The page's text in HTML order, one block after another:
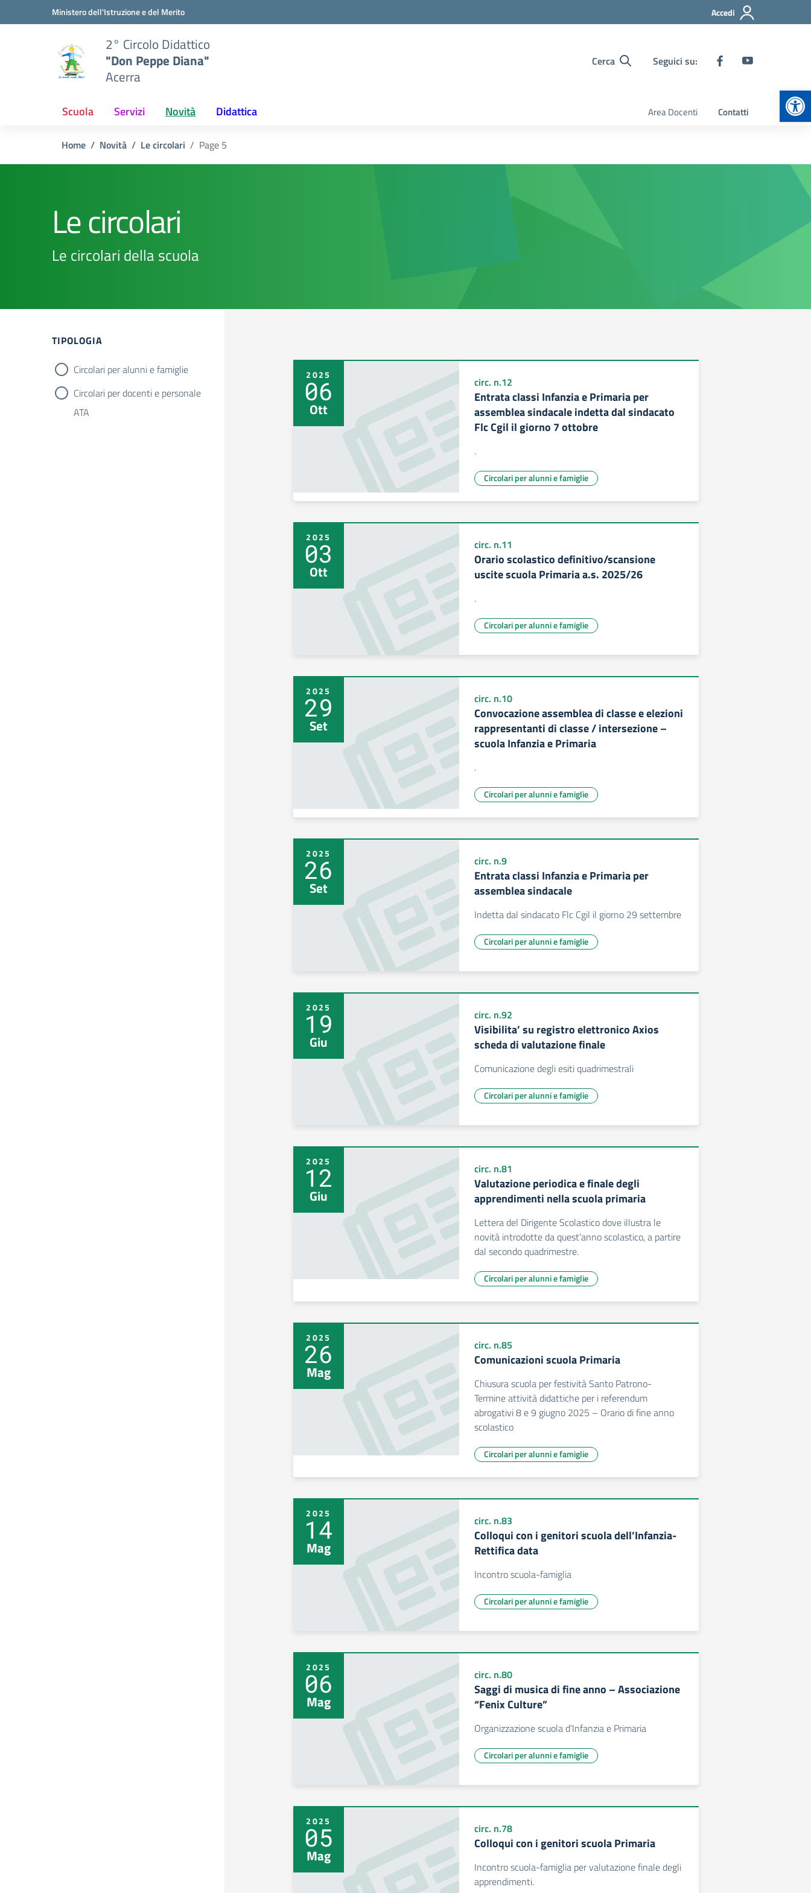
Vai ai contenuti
Vai al menu di navigazioneMinistero dell'Istruzione e del Merito Accedi
2° Circolo Didattico
"Don Peppe Diana"
Acerra
Cerca Seguici su:
Scuola Servizi Novità Didattica Area Docenti Contatti
Home Novità Le circolari Page 5
Le circolari
Le circolari della scuola
Filtri
TIPOLOGIA
Circolari per alunni e famiglie
Circolari per docenti e personale
ATA
2025
06
Ott
circ. n.12
Entrata classi Infanzia e Primaria per
assemblea sindacale indetta dal sindacato
Flc Cgil il giorno 7 ottobre
.
Circolari per alunni e famiglie
2025
03
Ott
circ. n.11
Orario scolastico definitivo/scansione
uscite scuola Primaria a.s. 2025/26
.
Circolari per alunni e famiglie
2025
29
Set
circ. n.10
Convocazione assemblea di classe e elezioni
rappresentanti di classe / intersezione –
scuola Infanzia e Primaria
.
Circolari per alunni e famiglie
2025
26
Set
circ. n.9
Entrata classi Infanzia e Primaria per
assemblea sindacale
Indetta dal sindacato Flc Cgil il giorno 29 settembre
Circolari per alunni e famiglie
2025
19
Giu
circ. n.92
Visibilita’ su registro elettronico Axios
scheda di valutazione finale
Comunicazione degli esiti quadrimestrali
Circolari per alunni e famiglie
2025
12
Giu
circ. n.81
Valutazione periodica e finale degli
apprendimenti nella scuola primaria
Lettera del Dirigente Scolastico dove illustra le
novità introdotte da quest’anno scolastico, a partire
dal secondo quadrimestre.
Circolari per alunni e famiglie
2025
26
Mag
circ. n.85
Comunicazioni scuola Primaria
Chiusura scuola per festività Santo Patrono-
Termine attività didattiche per i referendum
abrogativi 8 e 9 giugno 2025 – Orario di fine anno
scolastico
Circolari per alunni e famiglie
2025
14
Mag
circ. n.83
Colloqui con i genitori scuola dell’Infanzia-
Rettifica data
Incontro scuola-famiglia
Circolari per alunni e famiglie
2025
06
Mag
circ. n.80
Saggi di musica di fine anno – Associazione
“Fenix Culture”
Organizzazione scuola d’Infanzia e Primaria
Circolari per alunni e famiglie
2025
05
Mag
circ. n.78
Colloqui con i genitori scuola Primaria
Incontro scuola-famiglia per valutazione finale degli
apprendimenti.